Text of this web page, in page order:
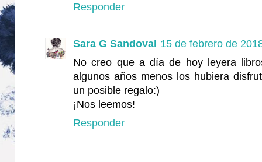
Responder
Sara G Sandoval 15 de febrero de
No creo que a día de hoy leyera
algunos años menos los hubiera
un posible regalo:)
¡Nos leemos!
Responder